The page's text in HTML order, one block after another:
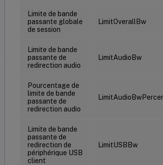
Limite de bande
passante globale
de session
LimitOverallBw
Limite de bande
passante de
redirection audio
LimitAudioBw
Pourcentage de
limite de bande
passante de
redirection audio
Limite de bande
passante de
redirection de
périphérique USB
client
LimitUSBBw